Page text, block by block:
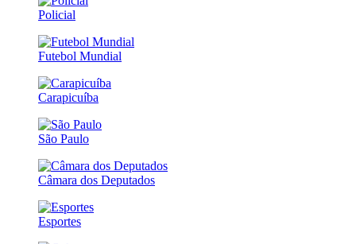
Policial
Futebol Mundial
Carapicuíba
São Paulo
Câmara dos Deputados
Esportes